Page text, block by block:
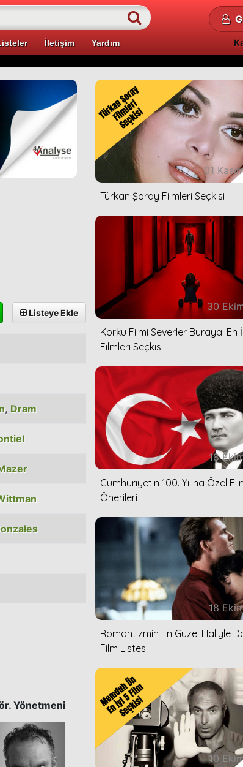
İletişim Yardım
Listeye Ekle
, Dram
Yönetmeni
01
Türkan Şoray Filmleri Seçkisi
30
Korku Filmi Severler Buraya! En
Filmleri Seçkisi
18
Cumhuriyetin 100. Yılına Özel
Önerileri
18
Romantizmin En Güzel Haliyle
Film Listesi
10